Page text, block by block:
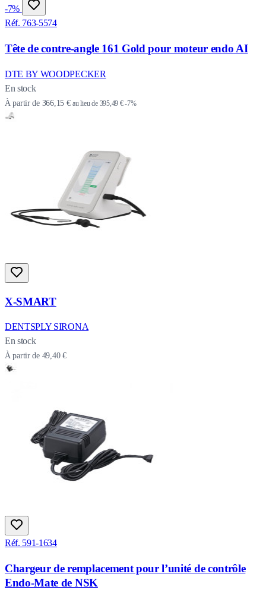
-7%
Réf. 763-5574
Tête de contre-angle 161 Gold pour moteur endo AI
DTE BY WOODPECKER
En stock
À partir de 366,15 € au lieu de 395,49 €-7%
X-SMART
DENTSPLY SIRONA
En stock
À partir de 49,40 €
Réf. 591-1634
Chargeur de remplacement pour l’unité de contrôle
Endo-Mate de NSK